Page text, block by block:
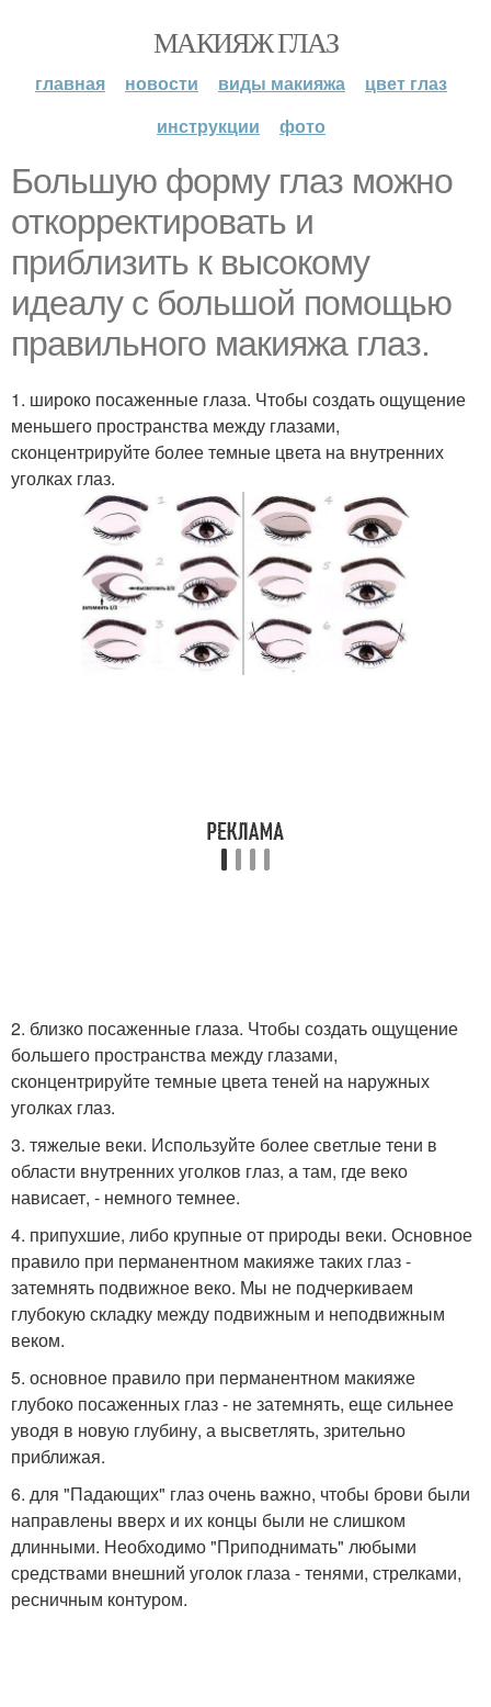
МАКИЯЖ ГЛАЗ
главная новости виды макияжа
цвет глаз
инструкции
фото
Большую форму глаз можно
откорректировать и
приблизить к высокому
идеалу с большой помощью
правильного макияжа глаз.
1. широко посаженные глаза. Чтобы создать ощущение
меньшего пространства между глазами,
сконцентрируйте более темные цвета на внутренних
уголках глаз.
2. близко посаженные глаза. Чтобы создать ощущение
большего пространства между глазами,
сконцентрируйте темные цвета теней на наружных
уголках глаз.
3. тяжелые веки. Используйте более светлые тени в
области внутренних уголков глаз, а там, где веко
нависает, - немного темнее.
4. припухшие, либо крупные от природы веки. Основное
правило при перманентном макияже таких глаз -
затемнять подвижное веко. Мы не подчеркиваем
глубокую складку между подвижным и неподвижным
веком.
5. основное правило при перманентном макияже
глубоко посаженных глаз - не затемнять, еще сильнее
уводя в новую глубину, а высветлять, зрительно
приближая.
6. для "Падающих" глаз очень важно, чтобы брови были
направлены вверх и их концы были не слишком
длинными. Необходимо "Приподнимать" любыми
средствами внешний уголок глаза - тенями, стрелками,
ресничным контуром.